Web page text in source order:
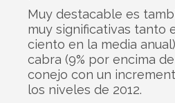
Muy destacable es
muy significativas tanto
ciento en la media
cabra (9% por encima
conejo con un
los niveles de 2012.